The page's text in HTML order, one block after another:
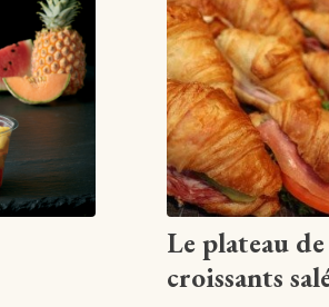
View
Le plateau
croissants